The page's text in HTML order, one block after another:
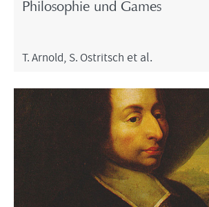
Phi­lo­so­phie und Games
T. Ar­nold, S. Ost­rit­sch et al.